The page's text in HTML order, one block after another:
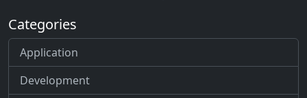
Categories
Application
Development